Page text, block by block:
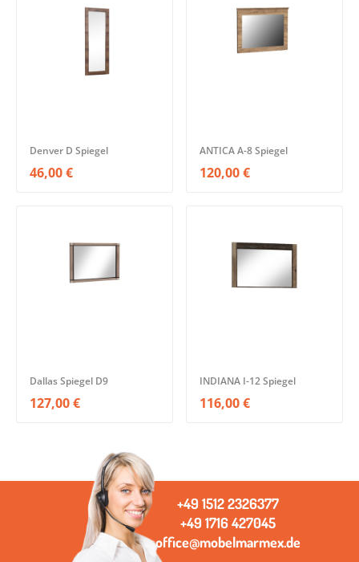
Denver D Spiegel
46,00 €
ANTICA A-8 Spiegel
120,00 €
Dallas Spiegel D9
127,00 €
INDIANA I-12 Spiegel
116,00 €
+49 1512 2326377
+49 1716 427045
office@mobelmarmex.de